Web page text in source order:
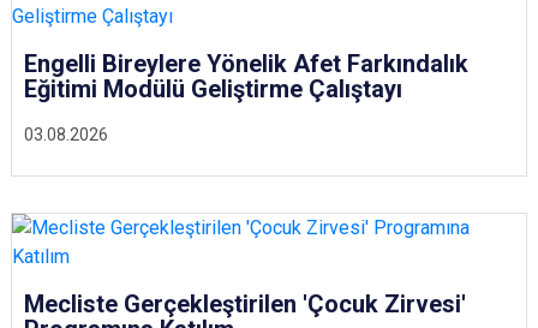
03.08.2026
Engelli Bireylere Yönelik Afet Farkındalık
Eğitimi Modülü Geliştirme Çalıştayı
Mecliste Gerçekleştirilen 'Çocuk Zirvesi'